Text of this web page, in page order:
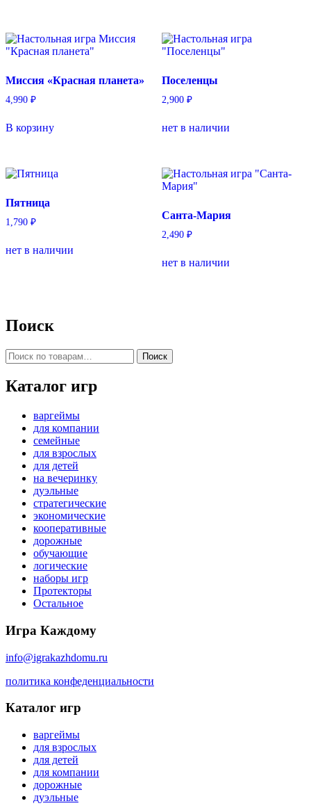
Миссия «Красная планета»
4,990 ₽
В корзину
Поселенцы
2,900 ₽
нет в наличии
Пятница
1,790 ₽
нет в наличии
Санта-Мария
2,490 ₽
нет в наличии
Поиск
Искать: Поиск
Каталог игр
варгеймы
для компании
семейные
для взрослых
для детей
на вечеринку
дуэльные
стратегические
экономические
кооперативные
дорожные
обучающие
логические
наборы игр
Протекторы
Остальное
Игра Каждому
info@igrakazhdomu.ru
политика конфеденциальности
Каталог игр
варгеймы
для взрослых
для детей
для компании
дорожные
дуэльные